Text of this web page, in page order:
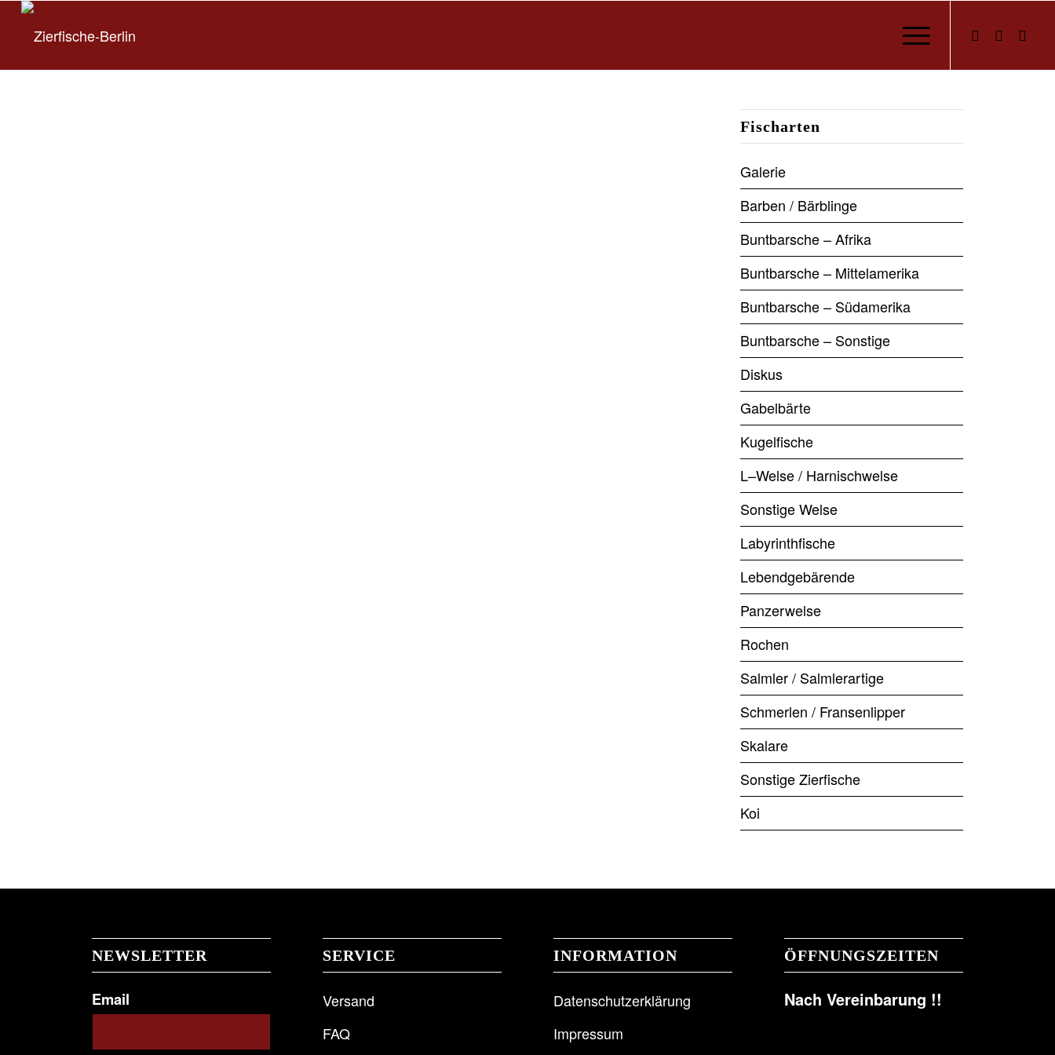
Fischarten
Galerie
Barben / Bärblinge
Buntbarsche – Afrika
Buntbarsche – Mittelamerika
Buntbarsche – Südamerika
Buntbarsche – Sonstige
Diskus
Gabelbärte
Kugelfische
L–Welse / Harnischwelse
Sonstige Welse
Labyrinthfische
Lebendgebärende
Panzerwelse
Rochen
Salmler / Salmlerartige
Schmerlen / Fransenlipper
Skalare
Sonstige Zierfische
Koi
NEWSLETTER
Email
SERVICE
Versand
FAQ
INFORMATION
Datenschutzerklärung
Impressum
ÖFFNUNGSZEITEN
Nach Vereinbarung !!